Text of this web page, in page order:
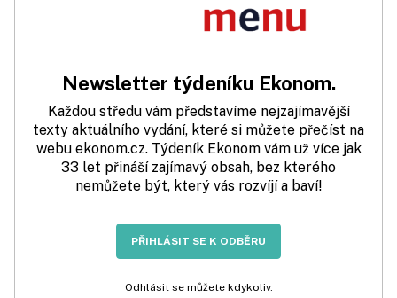
Newsletter týdeníku Ekonom.
Každou středu vám představíme nejzajímavější
texty aktuálního vydání, které si můžete přečíst na
webu ekonom.cz. Týdeník Ekonom vám už více jak
33 let přináší zajímavý obsah, bez kterého
nemůžete být, který vás rozvíjí a baví!
PŘIHLÁSIT SE K ODBĚRU
Odhlásit se můžete kdykoliv.